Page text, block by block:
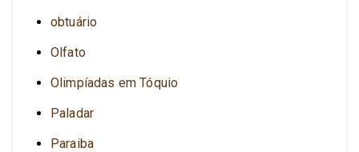
obtuário
Olfato
Olimpíadas em Tóquio
Paladar
Paraiba